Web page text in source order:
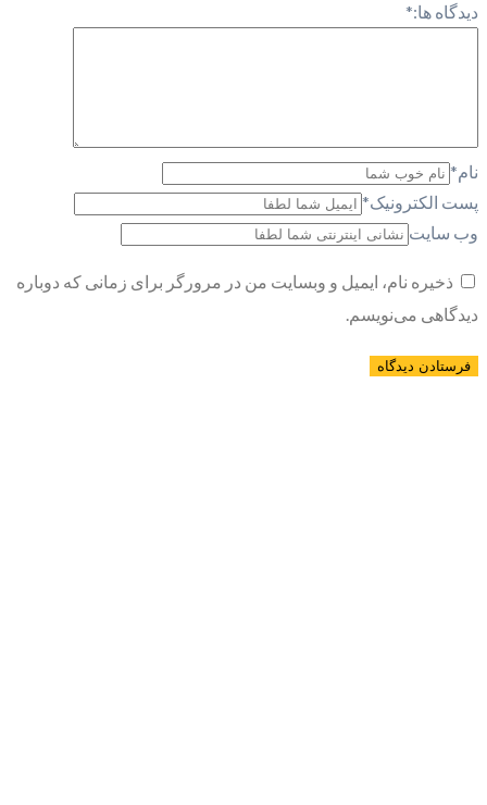
دیدگاه ها:*
نام*
پست الکترونیک*
وب سایت
ذخیره نام، ایمیل و وبسایت من در مرورگر برای زمانی که دوباره
دیدگاهی می‌نویسم.